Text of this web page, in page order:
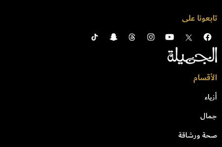
تابعونا على
الأقسام
أزياء
جمال
صحة ورشاقة